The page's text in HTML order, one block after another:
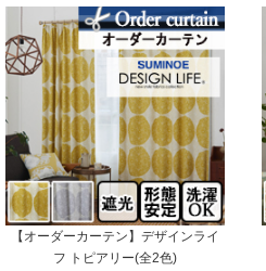
【オーダーカーテン】デザインライ
フ トピアリー(全2色)